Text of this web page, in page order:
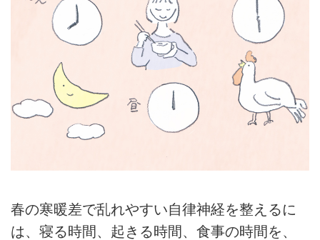
春の寒暖差で乱れやすい自律神経を整えるに
は、寝る時間、起きる時間、食事の時間を、